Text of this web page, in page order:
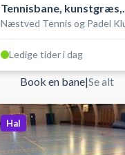
Tennisbane, kunstgræs,
udendørs
Næstved Tennis og Padel
Ledige tider i dag
Book en bane|Se alt
Hal